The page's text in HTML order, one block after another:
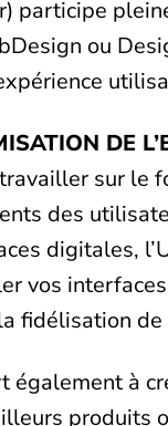
participe
ou
DE
sur le
des
digitales,
vos
fidélisation
à
produits